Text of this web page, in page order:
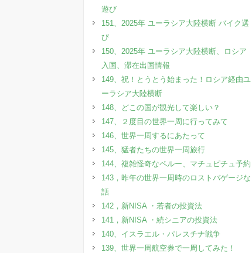
遊び
151、2025年 ユーラシア大陸横断 バイク選
び
150、2025年 ユーラシア大陸横断、ロシア
入国、滞在出国情報
149、祝！とうとう始まった！ロシア経由ユ
ーラシア大陸横断
148、どこの国が観光して楽しい？
147、２度目の世界一周に行ってみて
146、世界一周するにあたって
145、猛者たちの世界一周旅行
144、複雑怪奇なペルー、マチュピチュ予約
143，昨年の世界一周時のロストバゲージな
話
142，新NISA ・若者の投資法
141，新NISA ・続シニアの投資法
140、イスラエル・パレスチナ戦争
139、世界一周航空券で一周してみた！